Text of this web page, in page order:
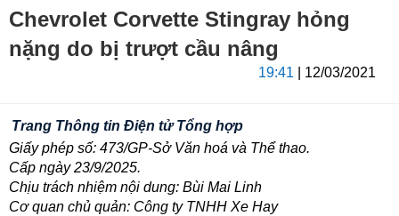
Chevrolet Corvette Stingray hỏng
nặng do bị trượt cầu nâng
19:41 | 12/03/2021
Trang Thông tin Điện tử Tổng hợp
Giấy phép số: 473/GP-Sở Văn hoá và Thể thao.
Cấp ngày 23/9/2025.
Chịu trách nhiệm nội dung: Bùi Mai Linh
Cơ quan chủ quản: Công ty TNHH Xe Hay